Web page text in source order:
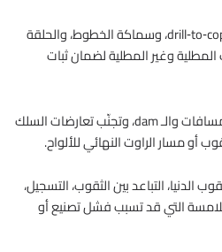
تباعد الموصلات والـ drill‑to‑copper، وسماكة الخطوط، والحلقة
المطلية وغير المطلية لضمان ثبات
تحقّق قناع اللحام مثل المسافات والـ dam، وتجنّب تعارضات السلك
أو مسار الراوت النهائي للألواح.
الدنيا، التباعد بين الثقوب، التسجيل،
التي قد تسبب فشل تصنيع أو